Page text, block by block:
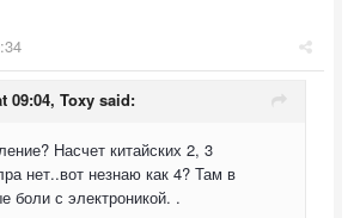
09:04, Toxy said:
Насчет китайских 2, 3
нет..вот незнаю как 4? Там в
боли с электроникой. .